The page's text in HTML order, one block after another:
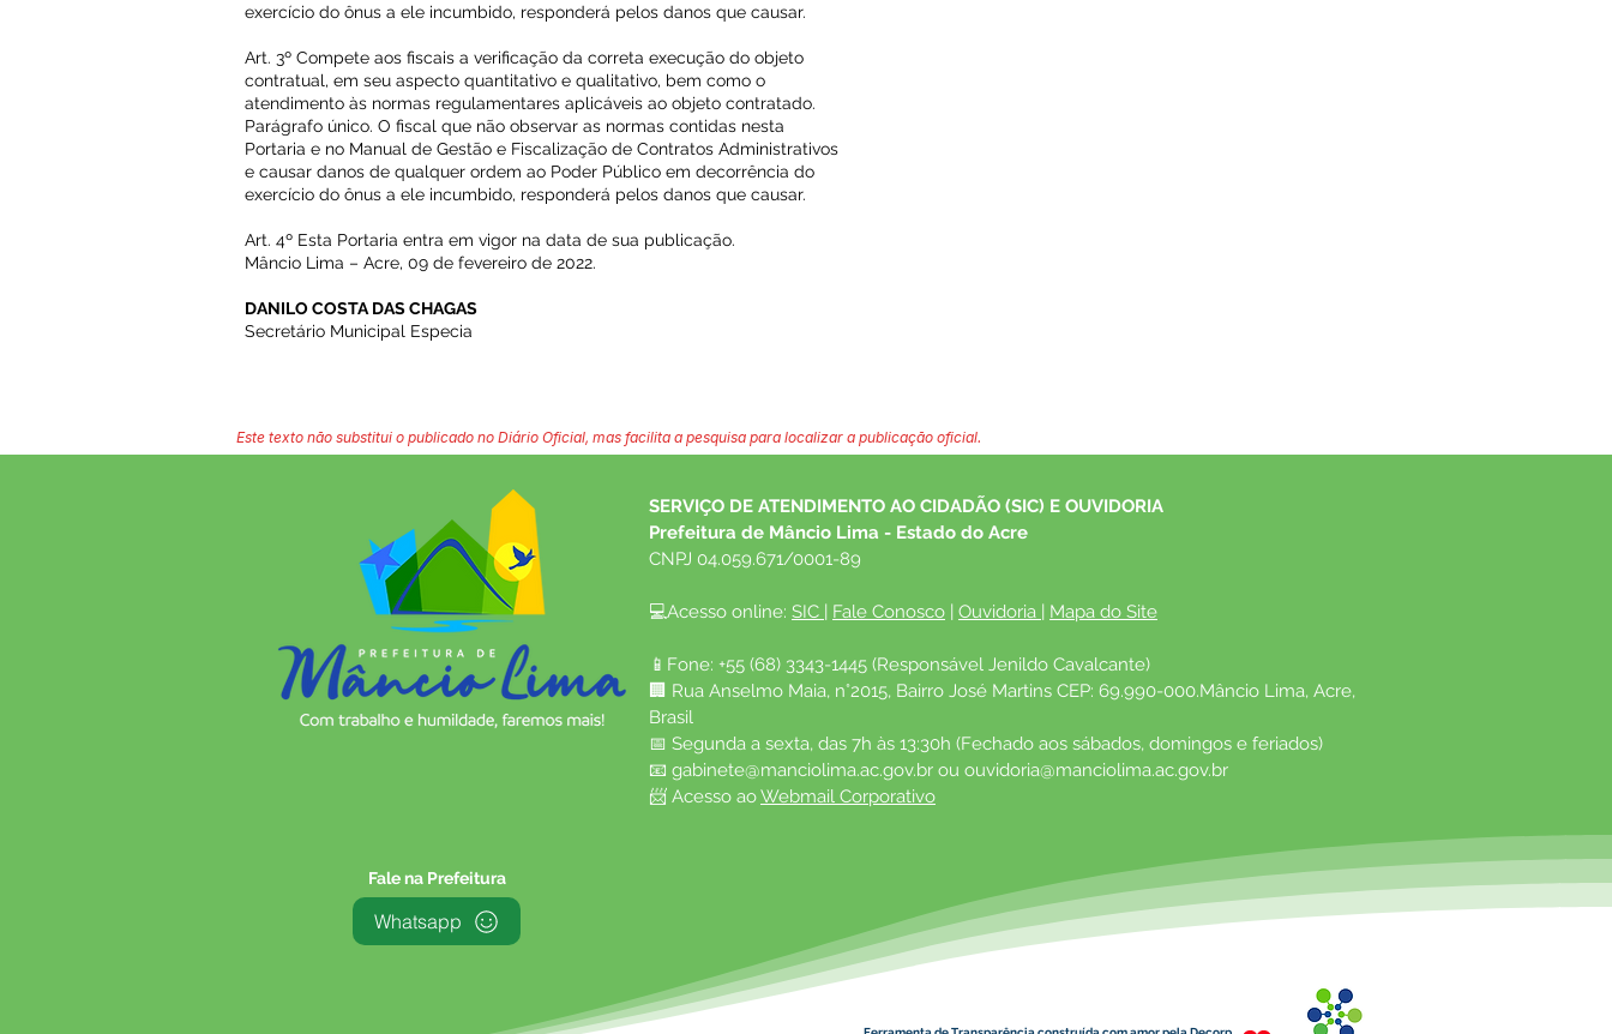
exercício do ônus a ele incumbido, responderá pelos danos que causar.
Art. 3º Compete aos fiscais a verificação da correta execução do objeto
contratual, em seu aspecto quantitativo e qualitativo, bem como o
atendimento às normas regulamentares aplicáveis ao objeto contratado.
Parágrafo único. O fiscal que não observar as normas contidas nesta
Portaria e no Manual de Gestão e Fiscalização de Contratos Administrativos
e causar danos de qualquer ordem ao Poder Público em decorrência do
exercício do ônus a ele incumbido, responderá pelos danos que causar.
Art. 4º Esta Portaria entra em vigor na data de sua publicação.
Mâncio Lima – Acre, 09 de fevereiro de 2022.
DANILO COSTA DAS CHAGAS
Secretário Municipal Especia
Este texto não substitui o publicado no Diário Oficial, mas facilita a pesquisa para localizar a publicação oficial.
SERVIÇO DE ATENDIMENTO AO CIDADÃO (SIC) E OUVIDORIA
Prefeitura de Mâncio Lima - Estado do Acre
CNPJ 04.059.671/0001-89
💻Acesso online: SIC | Fale Conosco | Ouvidoria | Mapa do Site
📱Fone: +55 (68) 3343-1445 (Responsável Jenildo Cavalcante)
🏢 Rua Anselmo Maia, n°2015, Bairro José Martins CEP: 69.990-000.Mâncio Lima, Acre,
Brasil
📅 Segunda a sexta, das 7h às 13:30h (Fechado aos sábados, domingos e feriados)
📧 gabinete@manciolima.ac.gov.br ou ouvidoria@manciolima.ac.gov.br
📨 Acesso ao Webmail Corporativo
Fale na Prefeitura
Whatsapp